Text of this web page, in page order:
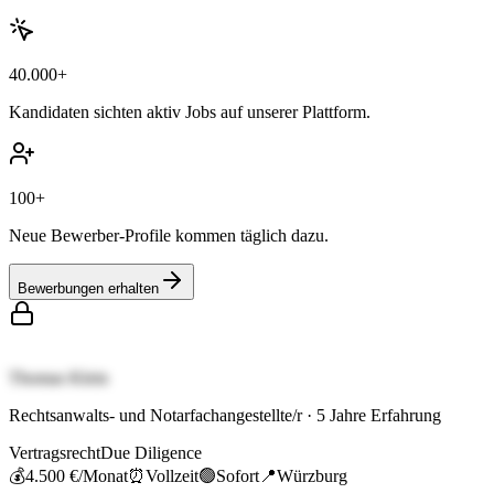
40.000+
Kandidaten sichten aktiv Jobs auf unserer Plattform.
100+
Neue Bewerber-Profile kommen täglich dazu.
Bewerbungen erhalten
Thomas Klein
Rechtsanwalts- und Notarfachangestellte/r· 5 Jahre Erfahrung
VertragsrechtDue Diligence
💰4.500 €/Monat⏰Vollzeit🟢Sofort 📍Würzburg